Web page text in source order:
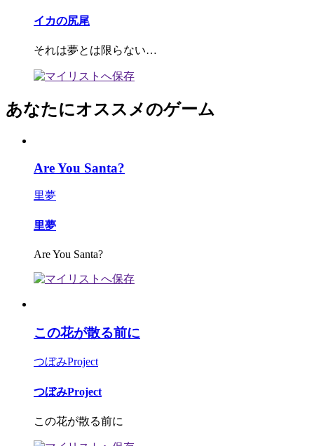
イカの尻尾
それは夢とは限らない…
あなたにオススメのゲーム
Are You Santa?
里夢
里夢
Are You Santa?
この花が散る前に
つぼみProject
つぼみProject
この花が散る前に